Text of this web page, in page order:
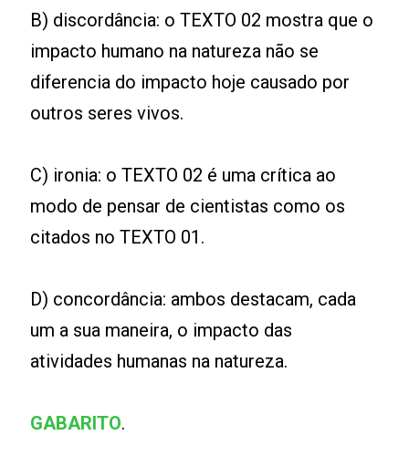
B) discordância: o TEXTO 02 mostra que o
impacto humano na natureza não se
diferencia do impacto hoje causado por
outros seres vivos.
C) ironia: o TEXTO 02 é uma crítica ao
modo de pensar de cientistas como os
citados no TEXTO 01.
D) concordância: ambos destacam, cada
um a sua maneira, o impacto das
atividades humanas na natureza.
GABARITO.